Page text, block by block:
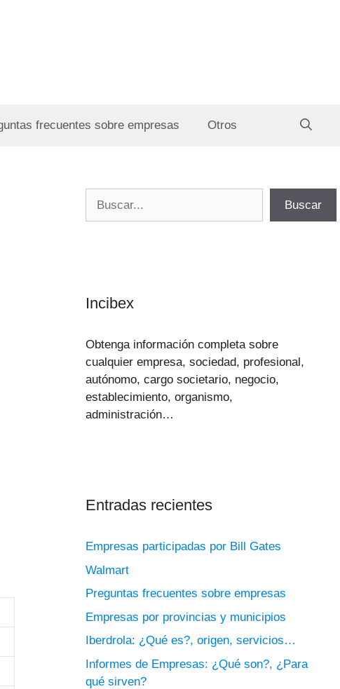
frecuentes sobre empresas Otros
Buscar
Incibex
Obtenga información completa sobre
cualquier empresa, sociedad, profesional,
autónomo, cargo societario, negocio,
establecimiento, organismo,
administración…
Entradas recientes
Empresas participadas por Bill Gates
Walmart
Preguntas frecuentes sobre empresas
Empresas por provincias y municipios
Iberdrola: ¿Qué es?, origen, servicios…
Informes de Empresas: ¿Qué son?, ¿Para
qué sirven?